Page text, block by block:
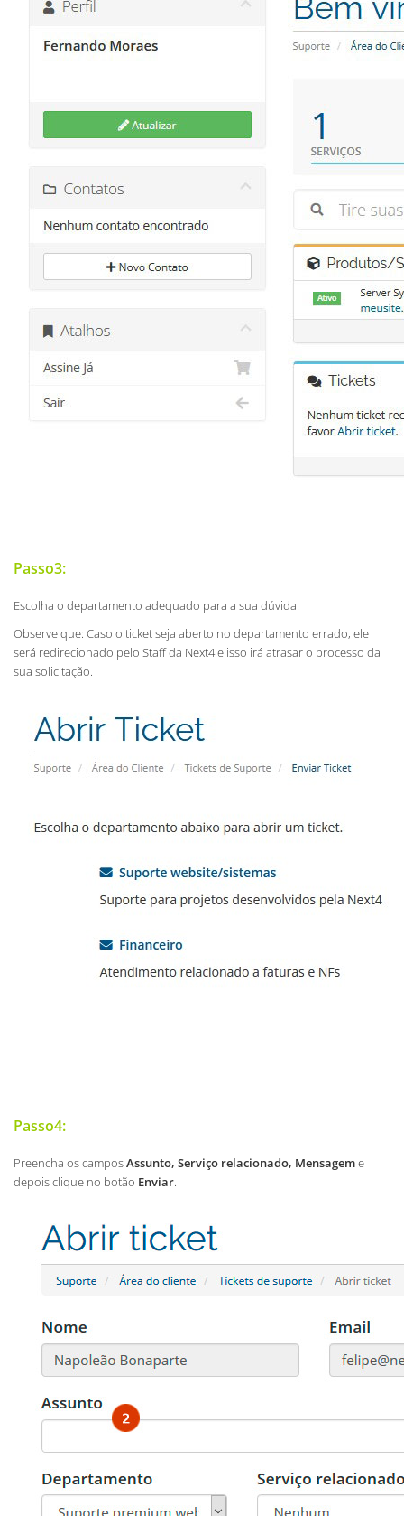
Passo3:
Escolha o departamento adequado para a sua dúvida.
Observe que: Caso o ticket seja aberto no departamento errado, ele
será redirecionado pelo Staff da Next4 e isso irá atrasar o processo da
sua solicitação.
Passo4:
Preencha os camposAssunto, Serviço relacionado, Mensageme
depois clique no botão Enviar.